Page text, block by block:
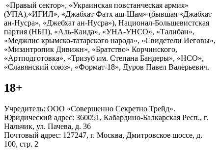
«Правый сектор», «Украинская повстанческая армия»
(УПА),«ИГИЛ», «Джабхат Фатх аш-Шам» (бывшая «Джабхат
ан-Нусра», «Джебхат ан-Нусра»), Национал-Большевистская
партия (НБП), «Аль-Каида», «УНА-УНСО», «Талибан»,
«Меджлис крымско-татарского народа», «Свидетели Иеговы»,
«Мизантропик Дивижн», «Братство» Корчинского,
«Артподготовка», «Тризуб им. Степана Бандеры», «НСО»,
«Славянский союз», «Формат-18», Дуров Павел Валерьевич.
18+
Учредитель: ООО «Совершенно Секретно Трейд».
Юридический адрес: 360051, Кабардино-Балкарская Респ., г.
Нальчик, ул. Пачева, д. 36
Почтовый адрес: 127247, г. Москва, Дмитровское шоссе, д.
100, стр. 2